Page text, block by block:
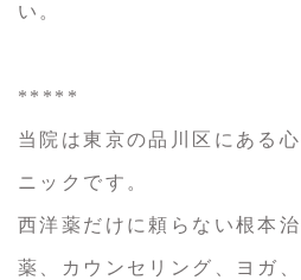
い。
*****
当院は東京の品川区にある
ニックです。
西洋薬だけに頼らない根本
薬、カウンセリング、ヨガ